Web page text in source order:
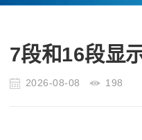
7段和16段显
2026-08-08 198